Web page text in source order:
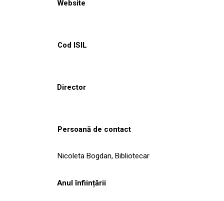
Website
Cod ISIL
Director
Persoană de contact
Nicoleta Bogdan, Bibliotecar
Anul înființării